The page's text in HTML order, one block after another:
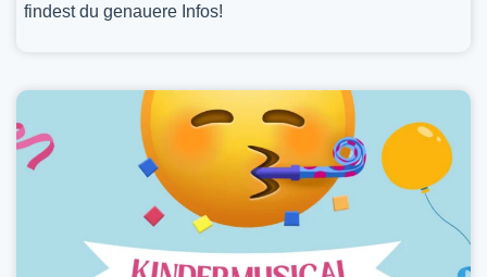
findest du genauere Infos!